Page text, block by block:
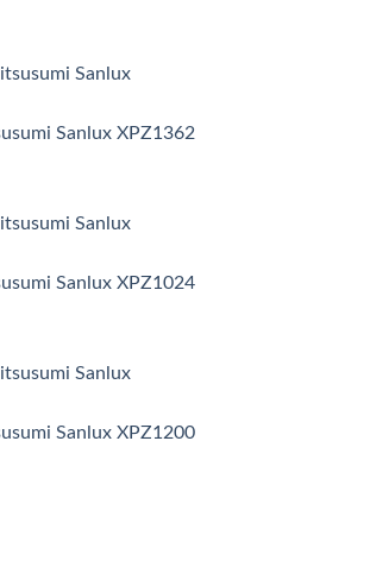
Sanlux XPZ1362
Sanlux XPZ1024
Sanlux XPZ1200